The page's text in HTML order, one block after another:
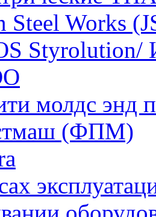
Works
молдс энд
(ФПМ)